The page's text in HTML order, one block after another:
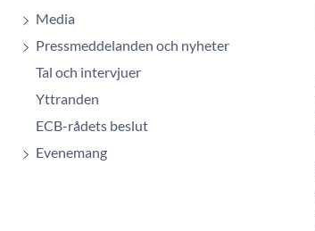
Media
Pressmeddelanden och nyheter
Tal och intervjuer
Yttranden
ECB-rådets beslut
Evenemang